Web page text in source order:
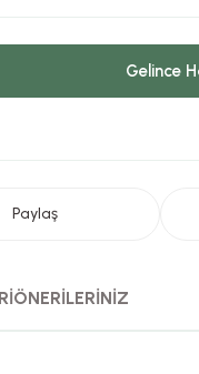
Gelince
Paylaş
ÖNERİLERİNİZ